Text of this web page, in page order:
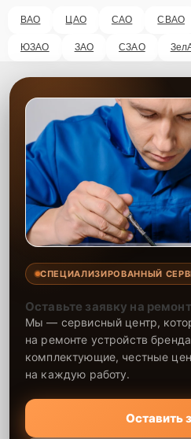
ВАО ЦАО САО СВАО
ЮЗАО ЗАО СЗАО
СПЕЦИАЛИЗИРОВАННЫЙ
Оставьте заявку на
Мы — сервисный центр,
на ремонте устройств
комплектующие, честные
на каждую работу.
Оставить